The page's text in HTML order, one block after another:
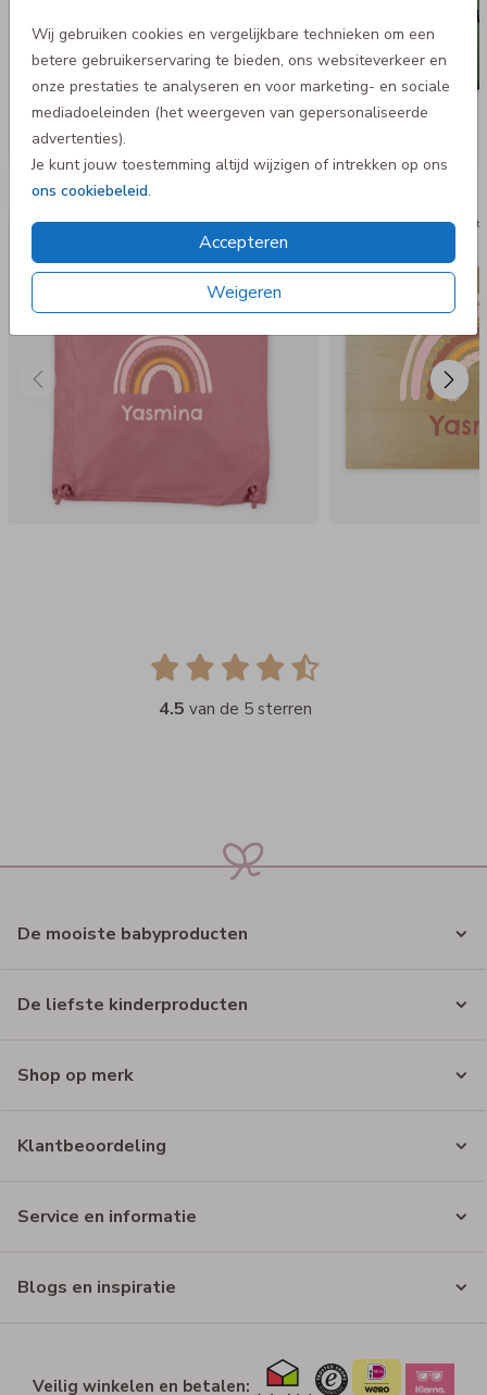
Wij gebruiken cookies en vergelijkbare technieken om een
betere gebruikerservaring te bieden, ons websiteverkeer en
onze prestaties te analyseren en voor marketing- en sociale
mediadoeleinden (het weergeven van gepersonaliseerde
advertenties).
Je kunt jouw toestemming altijd wijzigen of intrekken op ons
ons cookiebeleid.
Accepteren
Weigeren
Nog meer in deze stijl
Gymtas
4.5 van de 5 sterren
De mooiste babyproducten
De liefste kinderproducten
Shop op merk
Klantbeoordeling
Service en informatie
Blogs en inspiratie
Veilig winkelen en betalen: